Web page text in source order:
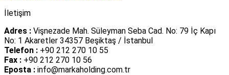
İletişim
Adres : Vişnezade Mah. Süleyman Seba Cad. No: 79 İç Kapı
No: 1 Akaretler 34357 Beşiktaş / İstanbul
Telefon : +90 212 270 10 55
Fax : +90 212 270 10 56
Eposta : info@markaholding.com.tr